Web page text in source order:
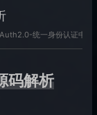
统一身份认证中心
码解析